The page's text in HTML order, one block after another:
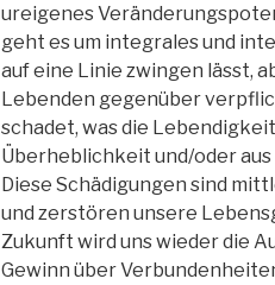
ureigenes
geht es um integrales und
auf eine Linie zwingen lässt,
Lebenden gegenüber
schadet, was die
Überheblichkeit und/oder
Diese Schädigungen sind
und zerstören unsere
Zukunft wird uns wieder die
Gewinn über